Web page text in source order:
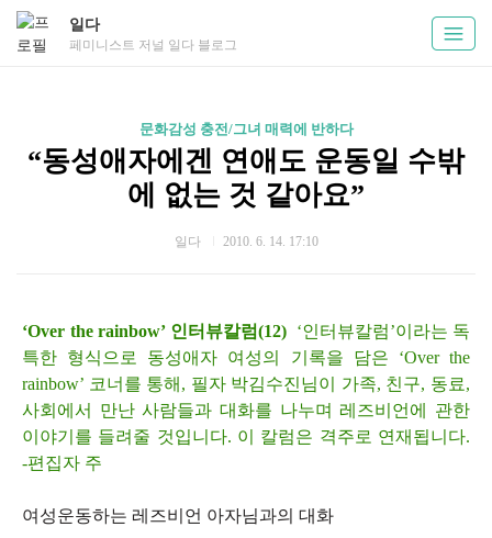
일다
페미니스트 저널 일다 블로그
문화감성 충전/그녀 매력에 반하다
“동성애자에겐 연애도 운동일 수밖
에 없는 것 같아요”
일다 2010. 6. 14. 17:10
‘Over the rainbow’ 인터뷰칼럼(12)
‘인터뷰칼럼’이라는 독
특한 형식으로 동성애자 여성의 기록을 담은 ‘Over the
rainbow’ 코너를 통해, 필자 박김수진님이 가족, 친구, 동료,
사회에서 만난 사람들과 대화를 나누며 레즈비언에 관한
이야기를 들려줄 것입니다. 이 칼럼은 격주로 연재됩니다.
-편집자 주
여성운동하는 레즈비언 아자님과의 대화